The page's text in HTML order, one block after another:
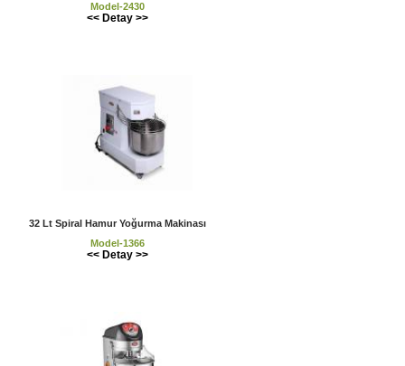
Model-2430
<< Detay >>
32 Lt Spiral Hamur Yoğurma Makinası
Model-1366
<< Detay >>